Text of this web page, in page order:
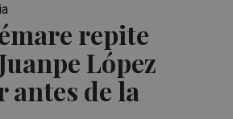
repite
López
antes de la